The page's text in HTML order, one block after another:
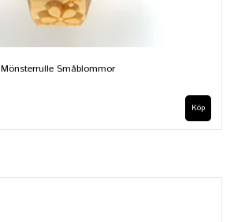
Mönsterrulle Småblommor